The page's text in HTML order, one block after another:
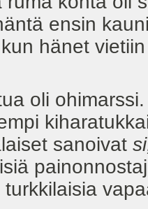
ensin
hänet
oli
sanoivat